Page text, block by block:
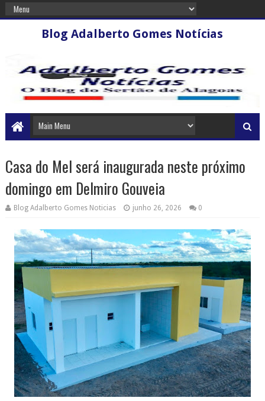
Blog Adalberto Gomes Notícias
Casa do Mel será inaugurada neste próximo
domingo em Delmiro Gouveia
Blog Adalberto Gomes Noticias junho 26, 2026 0